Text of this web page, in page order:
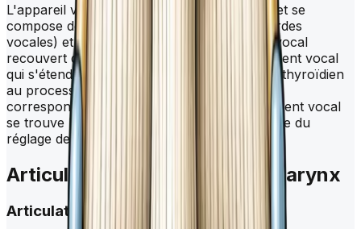
L'appareil vocal du
est appelé glotte et se
compose de deux plis vocaux (véritables cordes
vocales) et de la* rima glottidis*. Chaque pli vocal
recouvert d'une muqueuse contient un ligament vocal
qui s'étend de la surface interne du cartilage thyroïdien
au processus vocal du cartilage aryténoïde
correspondant. Parallèlement à chaque ligament vocal
se trouve le muscle vocal, qui est responsable du
réglage de la tension des plis vocaux.
Articulations et ligaments du larynx
Articulations du larynx